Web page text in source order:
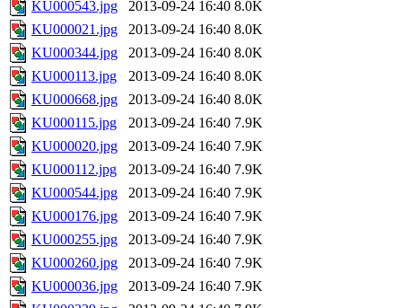
KU000543.jpg
2013-09-24 16:40 8.0K
KU000021.jpg
2013-09-24 16:40 8.0K
KU000344.jpg
2013-09-24 16:40 8.0K
KU000113.jpg
2013-09-24 16:40 8.0K
KU000668.jpg
2013-09-24 16:40 8.0K
KU000115.jpg
2013-09-24 16:40 7.9K
KU000020.jpg
2013-09-24 16:40 7.9K
KU000112.jpg
2013-09-24 16:40 7.9K
KU000544.jpg
2013-09-24 16:40 7.9K
KU000176.jpg
2013-09-24 16:40 7.9K
KU000255.jpg
2013-09-24 16:40 7.9K
KU000260.jpg
2013-09-24 16:40 7.9K
KU000036.jpg
2013-09-24 16:40 7.9K